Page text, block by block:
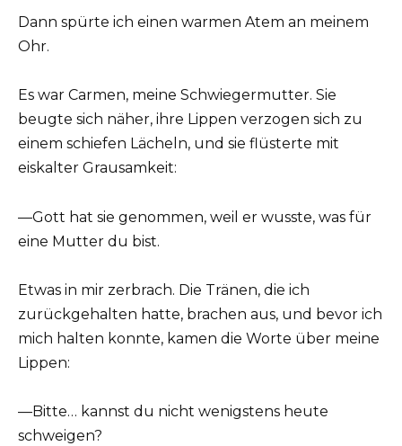
Dann spürte ich einen warmen Atem an meinem
Ohr.
Es war Carmen, meine Schwiegermutter. Sie
beugte sich näher, ihre Lippen verzogen sich zu
einem schiefen Lächeln, und sie flüsterte mit
eiskalter Grausamkeit:
—Gott hat sie genommen, weil er wusste, was für
eine Mutter du bist.
Etwas in mir zerbrach. Die Tränen, die ich
zurückgehalten hatte, brachen aus, und bevor ich
mich halten konnte, kamen die Worte über meine
Lippen:
—Bitte… kannst du nicht wenigstens heute
schweigen?